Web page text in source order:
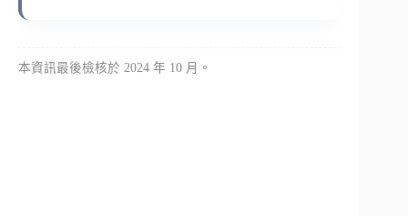
本資訊最後檢核於 2024 年 10 月。